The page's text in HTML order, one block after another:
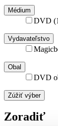
Médium
DVD
Vydavateľstvo
Obal
DVD
Zúžiť výber
Zoradiť